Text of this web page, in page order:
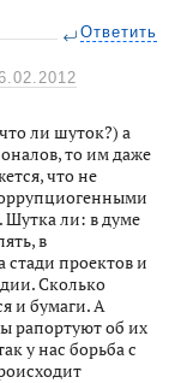
Ответить
ли шуток?) а
то им даже
что не
Шутка ли: в думе
в
стади проектов и
Сколько
и бумаги. А
рапортуют об их
у нас борьба с